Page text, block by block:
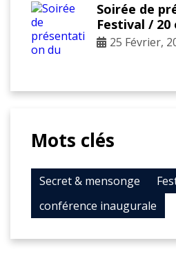
Soirée de
Festival / 20
25 Février,
Mots clés
Secret & mensonge
conférence inaugurale